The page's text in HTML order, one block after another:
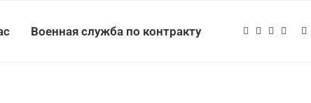
Военная служба по контракту